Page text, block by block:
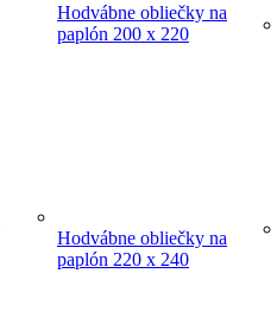
Hodvábne obliečky na
paplón 200 x 220
Hodvábne obliečky na
paplón 220 x 240